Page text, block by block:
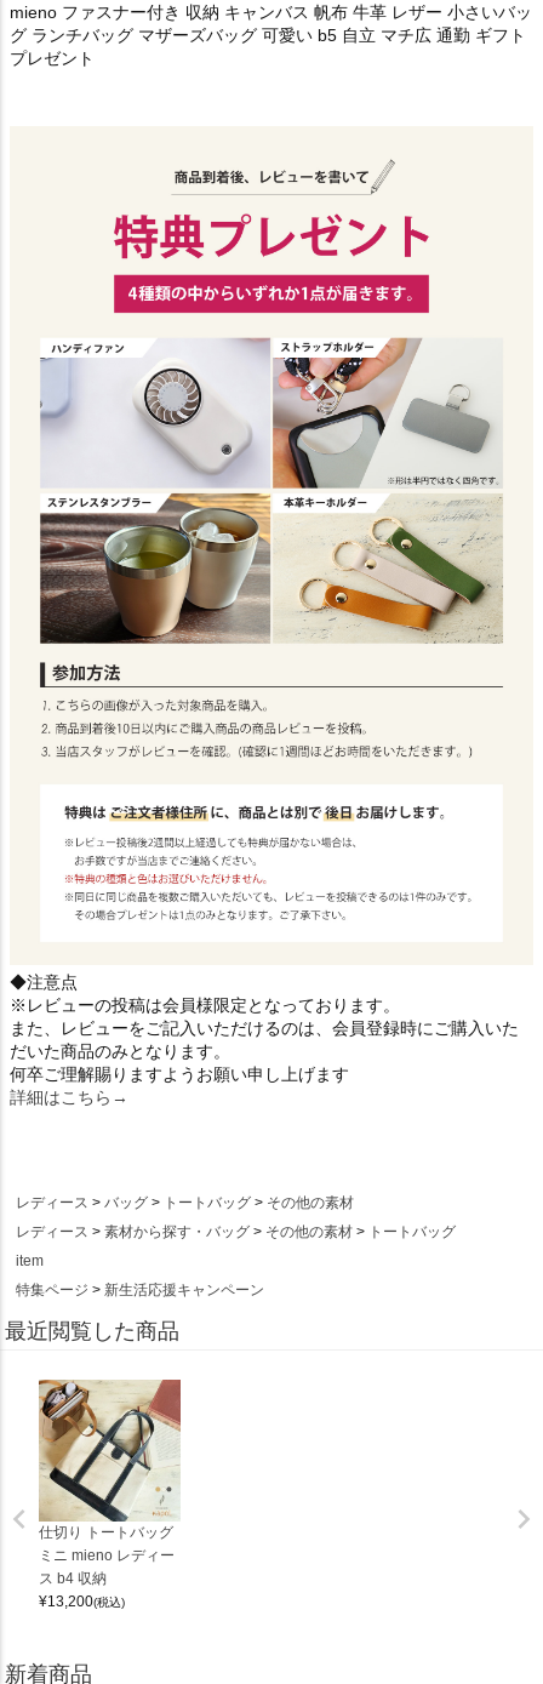
mieno ファスナー付き 収納 キャンバス 帆布 牛革 レザー 小さいバッ
グ ランチバッグ マザーズバッグ 可愛い b5 自立 マチ広 通勤 ギフト
プレゼント
◆注意点
※レビューの投稿は会員様限定となっております。
また、レビューをご記入いただけるのは、会員登録時にご購入いた
だいた商品のみとなります。
何卒ご理解賜りますようお願い申し上げます
詳細はこちら→
レディース バッグ トートバッグ
その他の素材
レディース
素材から探す・バッグ その他の素材
トートバッグ
item
特集ページ
新生活応援キャンペーン
最近閲覧した商品
仕切り トートバッグ
ミニ mieno レディー
ス b4 収納
¥13,200(税込)
新着商品